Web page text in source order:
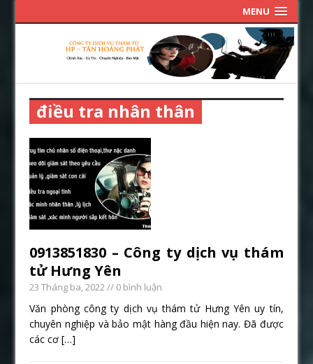
MENU
điều tra nhân thân
0913851830 – Công ty dịch vụ thám
tử Hưng Yên
23 Tháng ba, 2022// 0 bình luận
Văn phòng công ty dịch vụ thám tử Hưng Yên uy tín,
chuyên nghiệp và bảo mật hàng đầu hiện nay. Đã được
các cơ[…]